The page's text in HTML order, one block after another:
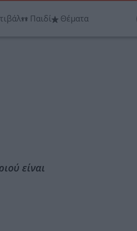
Παιδί Θέματα
είναι